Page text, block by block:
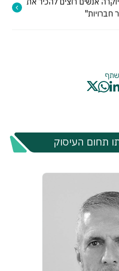
חברויות"
שתף
תחום העיסוק